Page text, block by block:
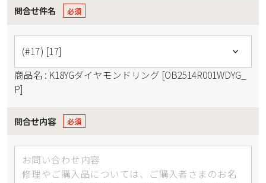
問合せ件名
商品名 : K18YGダイヤモンドリング [OB2514R001WDYG_
P]
問合せ内容